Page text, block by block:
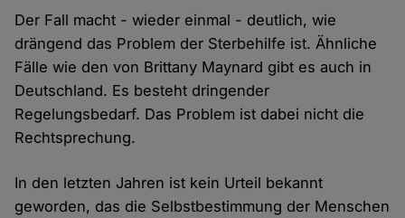
Der Fall macht - wieder einmal - deutlich, wie
drängend das Problem der Sterbehilfe ist. Ähnliche
Fälle wie den von Brittany Maynard gibt es auch in
Deutschland. Es besteht dringender
Regelungsbedarf. Das Problem ist dabei nicht die
Rechtsprechung.
In den letzten Jahren ist kein Urteil bekannt
geworden, das die Selbstbestimmung der Menschen